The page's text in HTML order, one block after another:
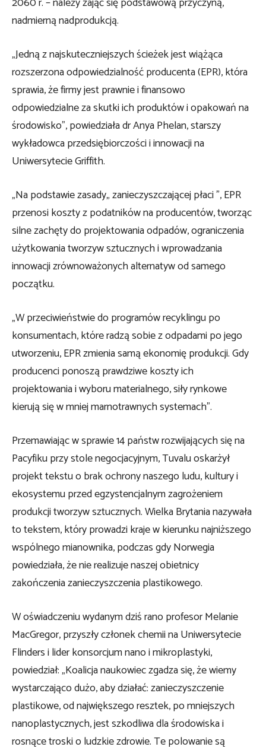
nadmierną nadprodukcją.
„Jedną z najskuteczniejszych ścieżek jest wiążąca
rozszerzona odpowiedzialność producenta (EPR), która
sprawia, że ​​firmy jest prawnie i finansowo
odpowiedzialne za skutki ich produktów i opakowań na
środowisko”, powiedziała dr Anya Phelan, starszy
wykładowca przedsiębiorczości i innowacji na
Uniwersytecie Griffith.
„Na podstawie zasady„ zanieczyszczającej płaci ”, EPR
przenosi koszty z podatników na producentów, tworząc
silne zachęty do projektowania odpadów, ograniczenia
użytkowania tworzyw sztucznych i wprowadzania
innowacji zrównoważonych alternatyw od samego
początku.
„W przeciwieństwie do programów recyklingu po
konsumentach, które radzą sobie z odpadami po jego
utworzeniu, EPR zmienia samą ekonomię produkcji. Gdy
producenci ponoszą prawdziwe koszty ich
projektowania i wyboru materialnego, siły rynkowe
kierują się w mniej marnotrawnych systemach”.
Przemawiając w sprawie 14 państw rozwijających się na
Pacyfiku przy stole negocjacyjnym, Tuvalu oskarżył
projekt tekstu o brak ochrony naszego ludu, kultury i
ekosystemu przed egzystencjalnym zagrożeniem
produkcji tworzyw sztucznych. Wielka Brytania nazywała
to tekstem, który prowadzi kraje w kierunku najniższego
wspólnego mianownika, podczas gdy Norwegia
powiedziała, że ​​nie realizuje naszej obietnicy
zakończenia zanieczyszczenia plastikowego.
W oświadczeniu wydanym dziś rano profesor Melanie
MacGregor, przyszły członek chemii na Uniwersytecie
Flinders i lider konsorcjum nano i mikroplastyki,
powiedział: „Koalicja naukowiec zgadza się, że wiemy
wystarczająco dużo, aby działać: zanieczyszczenie
plastikowe, od największego resztek, po mniejszych
nanoplastycznych, jest szkodliwa dla środowiska i
rosnące troski o ludzkie zdrowie. Te polowanie są